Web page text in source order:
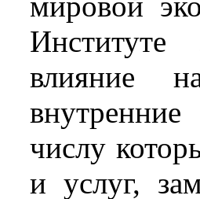
влияние
числу
и услуг,